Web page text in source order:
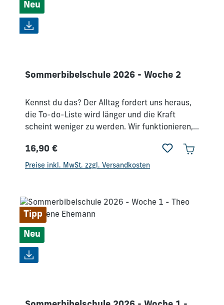
Neu
Sommerbibelschule 2026 - Woche 2
Kennst du das? Der Alltag fordert uns heraus,
die To-do-Liste wird länger und die Kraft
scheint weniger zu werden. Wir funktionieren,
wächst die Sehnsucht nach neuer Frische und
echter Lebendigkeit. Bei der
Gottes Geist unser Leben, unsere Familien,
unsere Beziehungen und unsere Gemeinden
Regulärer Preis:
16,90 €
Preise inkl. MwSt. zzgl. Versandkosten
Tipp
Neu